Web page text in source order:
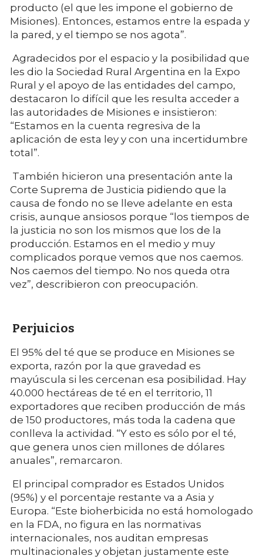
producto (el que les impone el gobierno de
Misiones). Entonces, estamos entre la espada y
la pared, y el tiempo se nos agota”.
Agradecidos por el espacio y la posibilidad que
les dio la Sociedad Rural Argentina en la Expo
Rural y el apoyo de las entidades del campo,
destacaron lo difícil que les resulta acceder a
las autoridades de Misiones e insistieron:
“Estamos en la cuenta regresiva de la
aplicación de esta ley y con una incertidumbre
total”.
También hicieron una presentación ante la
Corte Suprema de Justicia pidiendo que la
causa de fondo no se lleve adelante en esta
crisis, aunque ansiosos porque “los tiempos de
la justicia no son los mismos que los de la
producción. Estamos en el medio y muy
complicados porque vemos que nos caemos.
Nos caemos del tiempo. No nos queda otra
vez”, describieron con preocupación.
Perjuicios
El 95% del té que se produce en Misiones se
exporta, razón por la que gravedad es
mayúscula si les cercenan esa posibilidad. Hay
40.000 hectáreas de té en el territorio, 11
exportadores que reciben producción de más
de 150 productores, más toda la cadena que
conlleva la actividad. “Y esto es sólo por el té,
que genera unos cien millones de dólares
anuales”, remarcaron.
El principal comprador es Estados Unidos
(95%) y el porcentaje restante va a Asia y
Europa. “Este bioherbicida no está homologado
en la FDA, no figura en las normativas
internacionales, nos auditan empresas
multinacionales y objetan justamente este